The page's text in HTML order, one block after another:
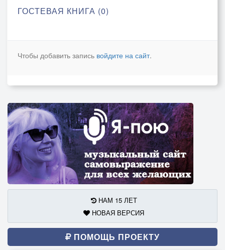
ГОСТЕВАЯ КНИГА (0)
Чтобы добавить запись войдите на сайт.
НАМ 15 ЛЕТ
НОВАЯ ВЕРСИЯ
ПОМОЩЬ ПРОЕКТУ